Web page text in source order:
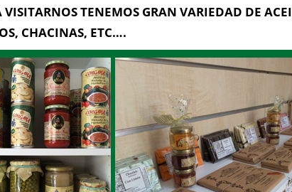
VISITARNOS TENEMOS GRAN VARIEDAD DE
CHACINAS, ETC….
con Nosotros